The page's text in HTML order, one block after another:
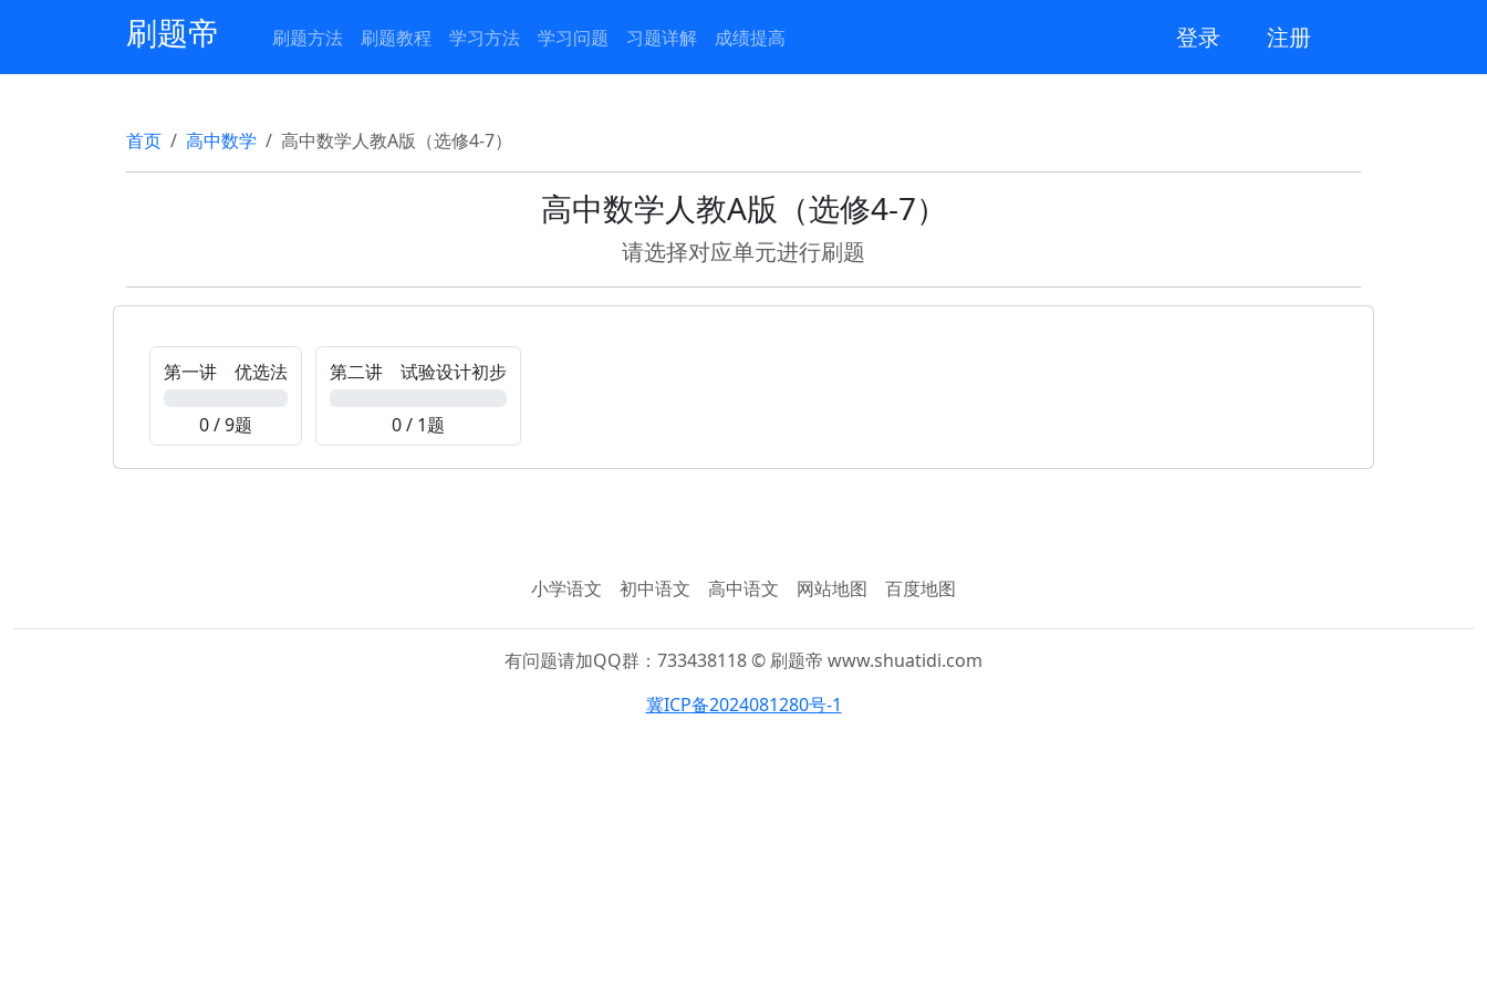
刷题帝 刷题方法 刷题教程 学习方法 学习问题 习题详解 成绩提高 登录 注册
首页 高中数学 高中数学人教A版（选修4-7）
高中数学人教A版（选修4-7）
请选择对应单元进行刷题
第一讲 优选法
0 / 9题
第二讲 试验设计初步
0 / 1题
小学语文 初中语文 高中语文 网站地图 百度地图
有问题请加QQ群：733438118 © 刷题帝 www.shuatidi.com
冀ICP备2024081280号-1